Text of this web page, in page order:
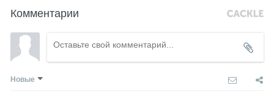
Комментарии
Новые